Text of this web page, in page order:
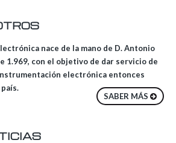
nace de la mano de D. Antonio
1.969, con el objetivo de dar servicio de
electrónica entonces
SABER MÁS